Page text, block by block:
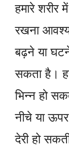
हमारे शरीर
रखना
बढ़ने या
सकता है।
भिन्न हो
नीचे या
देरी हो